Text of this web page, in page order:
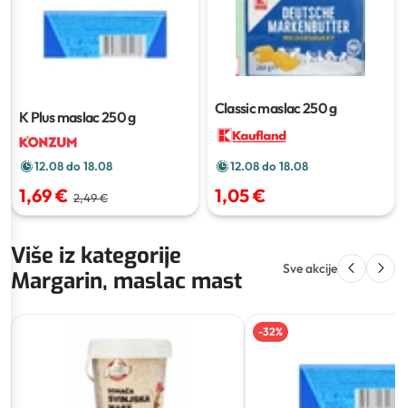
K Plus maslac250 g
12.08 do 18.08
1,69 € 2,49 €
Classic maslac250 g
12.08 do 18.08
1,05 €
Više iz kategorije
Margarin, maslac mast
Sve akcije
-32%